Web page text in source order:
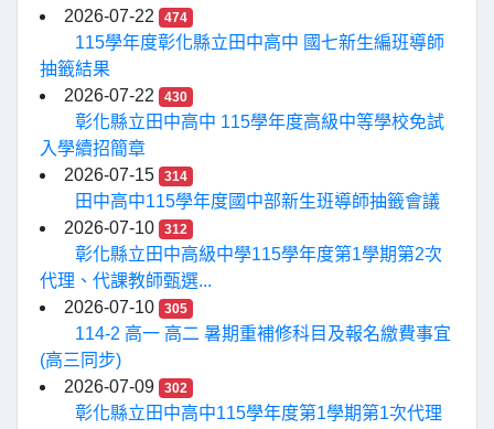
2026-07-22
474
115學年度彰化縣立田中高中 國七新生編班導師
抽籤結果
2026-07-22
430
彰化縣立田中高中 115學年度高級中等學校免試
入學續招簡章
2026-07-15
314
田中高中115學年度國中部新生班導師抽籤會議
2026-07-10
312
彰化縣立田中高級中學115學年度第1學期第2次
代理、代課教師甄選...
2026-07-10
305
114-2 高一 高二 暑期重補修科目及報名繳費事宜
(高三同步)
2026-07-09
302
彰化縣立田中高中115學年度第1學期第1次代理